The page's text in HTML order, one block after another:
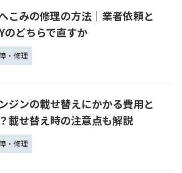
こみの修理の方法｜業者依頼と
のどちらで直すか
・修理
ジンの載せ替えにかかる費用と
載せ替え時の注意点も解説
・修理